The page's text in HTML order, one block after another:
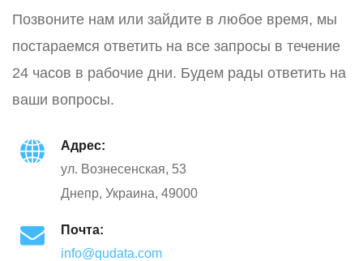
Позвоните нам или зайдите в любое время, мы
постараемся ответить на все запросы в течение
24 часов в рабочие дни. Будем рады ответить на
ваши вопросы.
Адрес:
ул. Вознесенская, 53
Днепр, Украина, 49000
Почта:
info@qudata.com